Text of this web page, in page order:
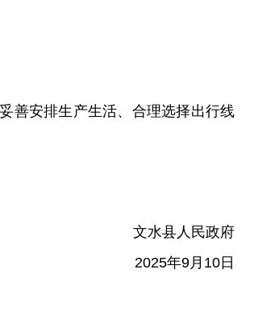
善安排生产生活、合理选择出行线
文水县人民政府
2025年9月10日